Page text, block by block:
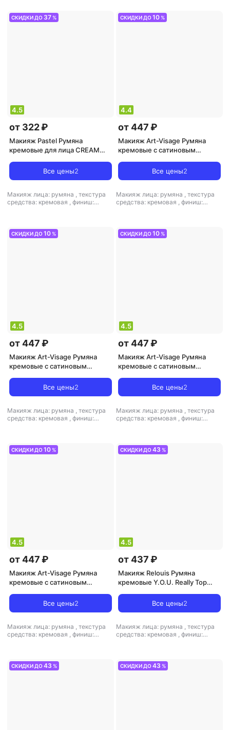
СКИДКИ ДО 37 %
4.5
от 322 ₽
Макияж Pastel Румяна
кремовые для лица CREAM
Все цены2
Макияж лица: румяна , текстура
средства: кремовая , финиш:
СКИДКИ ДО10 %
4.4
от 447 ₽
Макияж Art-Visage Румяна
кремовые с сатиновым
Все цены2
Макияж лица: румяна , текстура
средства: кремовая , финиш:
СКИДКИ ДО10 %
4.5
от 447 ₽
Макияж Art-Visage Румяна
кремовые с сатиновым
4690327150005
Все цены2
Макияж лица: румяна , текстура
средства: кремовая , финиш:
СКИДКИ ДО10 %
4.5
от 447 ₽
Макияж Art-Visage Румяна
кремовые с сатиновым
4690327149962
Все цены2
Макияж лица: румяна , текстура
средства: кремовая , финиш:
СКИДКИ ДО10 %
4.5
от 447 ₽
Макияж Art-Visage Румяна
кремовые с сатиновым
4690327150029
Все цены2
Макияж лица: румяна , текстура
средства: кремовая , финиш:
СКИДКИ ДО43 %
4.5
от 437 ₽
Макияж Relouis Румяна
кремовые Y.O.U. Really Top
Все цены2
Макияж лица: румяна , текстура
средства: кремовая , финиш:
СКИДКИ ДО43 % СКИДКИ ДО43 %